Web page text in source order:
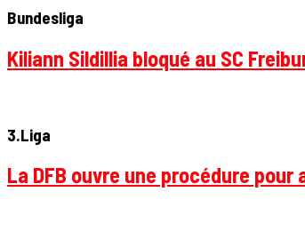
Bundesliga
Kiliann Sildillia bloqué au SC
3.Liga
La DFB ouvre une procédure